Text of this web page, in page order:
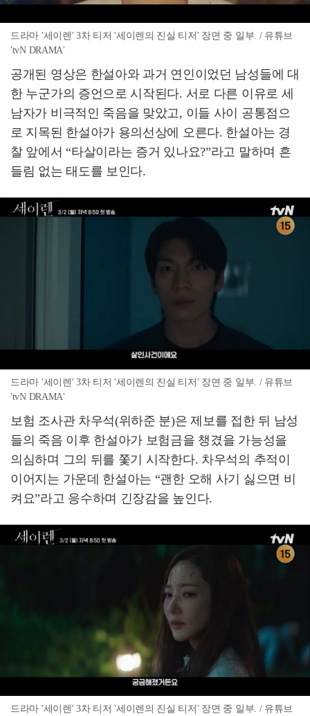
드라마 '세이렌' 3차 티저 '세이렌의 진실 티저' 장면 중 일부. / 유튜브
'tvN DRAMA'
공개된 영상은 한설아와 과거 연인이었던 남성들에 대
한 누군가의 증언으로 시작된다. 서로 다른 이유로 세
남자가 비극적인 죽음을 맞았고, 이들 사이 공통점으
로 지목된 한설아가 용의선상에 오른다. 한설아는 경
찰 앞에서 “타살이라는 증거 있나요?”라고 말하며 흔
들림 없는 태도를 보인다.
드라마 '세이렌' 3차 티저 '세이렌의 진실 티저' 장면 중 일부. / 유튜브
'tvN DRAMA'
보험 조사관 차우석(위하준 분)은 제보를 접한 뒤 남성
들의 죽음 이후 한설아가 보험금을 챙겼을 가능성을
의심하며 그의 뒤를 쫓기 시작한다. 차우석의 추적이
이어지는 가운데 한설아는 “괜한 오해 사기 싫으면 비
켜요”라고 응수하며 긴장감을 높인다.
드라마 '세이렌' 3차 티저 '세이렌의 진실 티저' 장면 중 일부. / 유튜브